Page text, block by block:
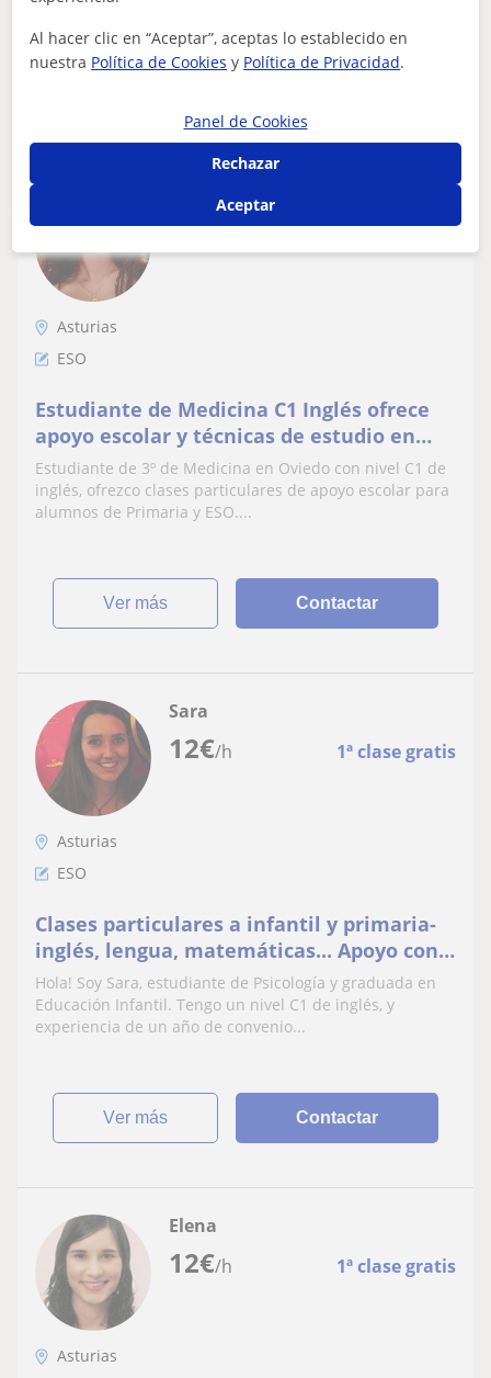
10€
Claudia
Asturias
ESO
Estudiante de Medicina C1 Inglés ofrece
apoyo escolar y técnicas de estudio en
Oviedo
Estudiante de 3º de Medicina en Oviedo con nivel C1 de
inglés, ofrezco clases particulares de apoyo escolar para
alumnos de Primaria y ESO....
ver más Contactar
12€/h 1ª clase gratis
Sara
Asturias
ESO
Clases particulares a infantil y primaria-
inglés, lengua, matemáticas... Apoyo con
todas las materias escolares
Hola! Soy Sara, estudiante de Psicología y graduada en
Educación Infantil. Tengo un nivel C1 de inglés, y
experiencia de un año de convenio...
ver más Contactar
12€/h 1ª clase gratis
Elena
Asturias
Al hacer clic en “Aceptar”, aceptas lo establecido en
nuestra Política de Cookies y Política de Privacidad.
Panel de Cookies
Rechazar
Aceptar